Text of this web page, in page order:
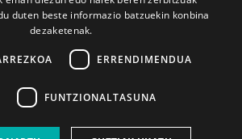
2026ko mar. 1a
duten beste informazio batzuekin konbina
dezaketenak.
ERRENDIMENDUA
FUNTZIONALTASUNA